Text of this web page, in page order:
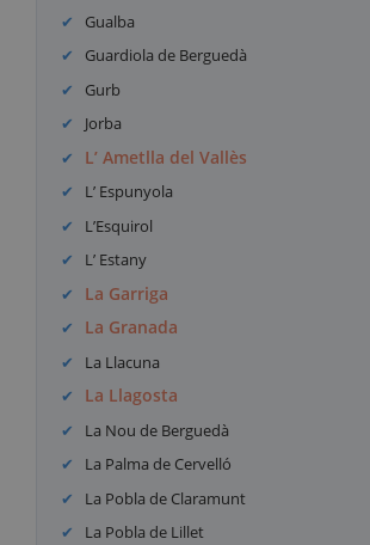
Gualba
Guardiola de Berguedà
Gurb
Jorba
L’ Ametlla del Vallès
L’ Espunyola
L’Esquirol
L’ Estany
La Garriga
La Granada
La Llacuna
La Llagosta
La Nou de Berguedà
La Palma de Cervelló
La Pobla de Claramunt
La Pobla de Lillet